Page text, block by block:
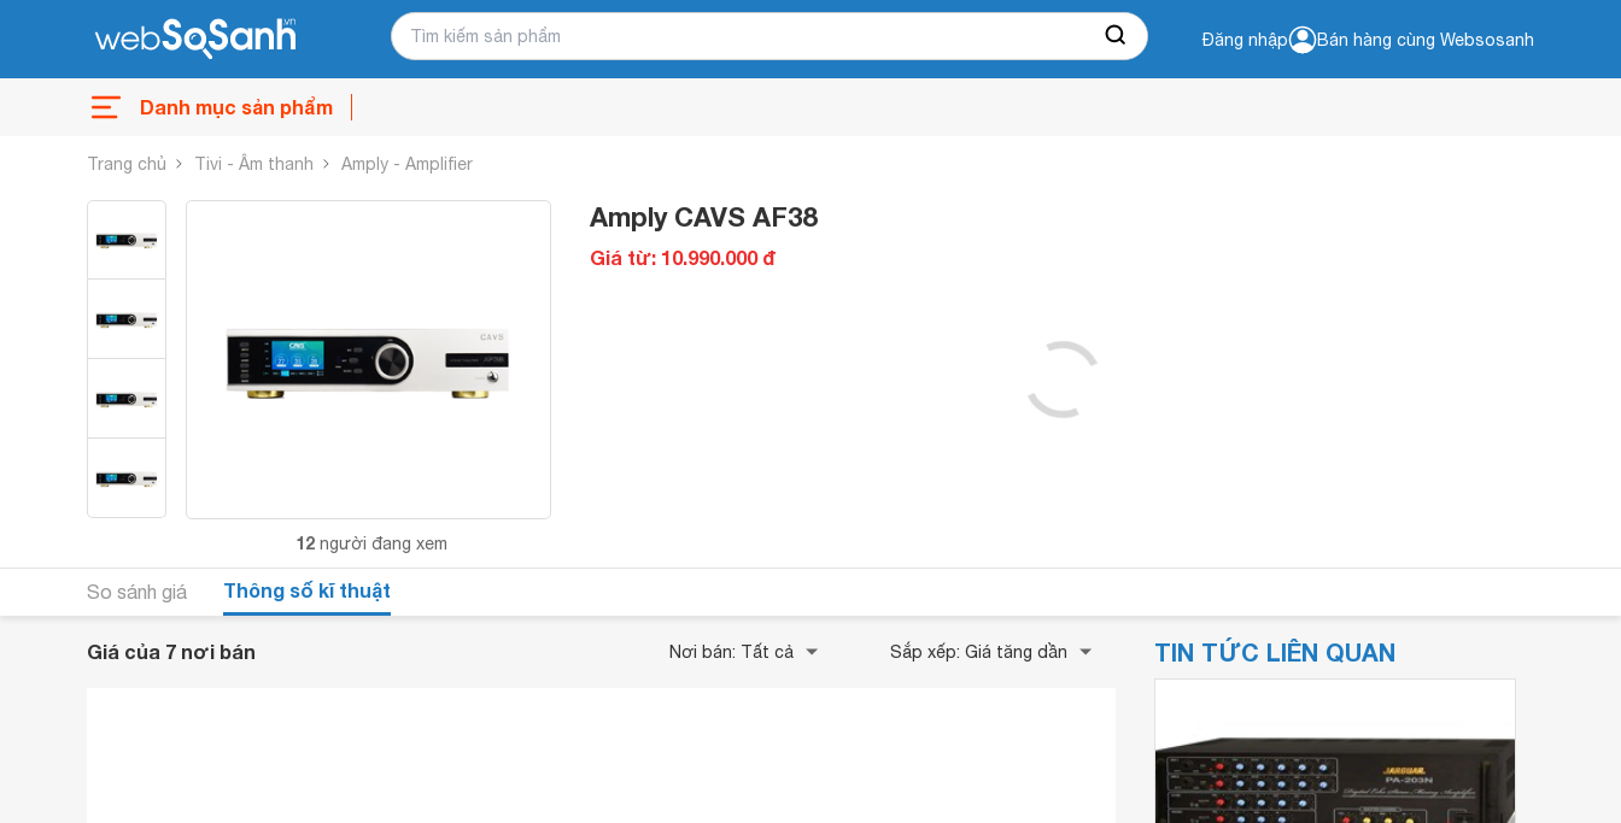
Đăng nhập Bán hàng cùng Websosanh
Danh mục sản phẩm
Trang chủ Tivi - Âm thanh Amply - Amplifier
12 người đang xem
Amply CAVS AF38
Giá từ: 10.990.000 đ
So sánh giá Thông số kĩ thuật
Giá của 7 nơi bán Nơi bán: Tất cả Sắp xếp: Giá tăng dần TIN TỨC LIÊN QUAN